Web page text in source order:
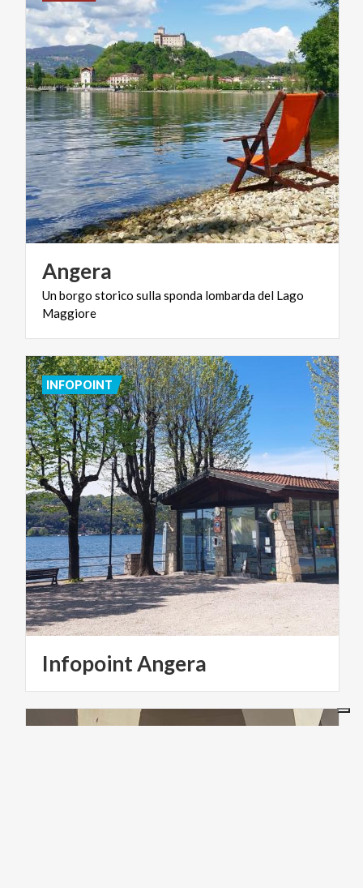
Angera
Unborgo storico sullasponda lombardadel Lago
Maggiore
InfopointAngera
INFOPOINT